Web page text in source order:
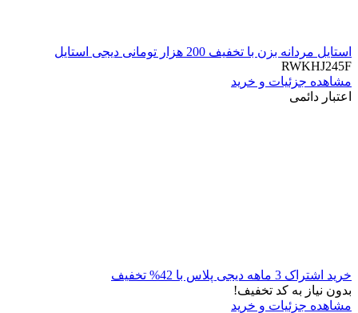
استایل مردانه بزن با تخفیف 200 هزار تومانی دیجی استایل
RWKHJ245F
مشاهده جزئیات و خرید
اعتبار دائمی
خرید اشتراک 3 ماهه دیجی پلاس با 42% تخفیف
بدون نیاز به کد تخفیف!
مشاهده جزئیات و خرید